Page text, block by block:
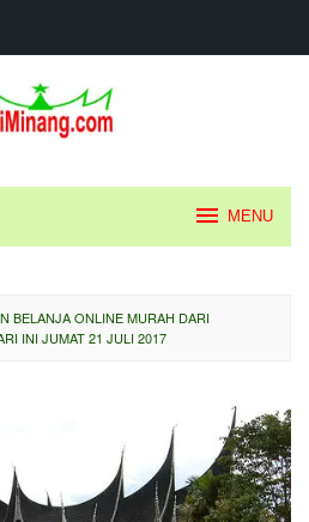
MENU
BELANJA ONLINE MURAH DARI
INI JUMAT 21 JULI 2017